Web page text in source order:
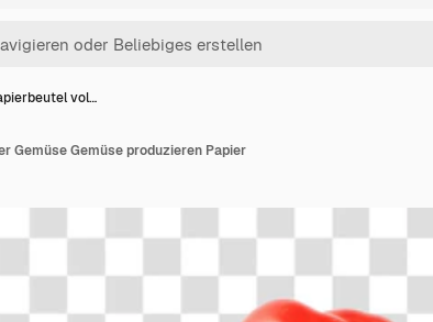
vol…
Gemüse Gemüse produzieren Papier